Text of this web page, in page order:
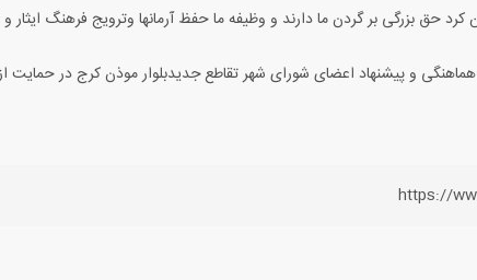
حق بزرگی بر گردن ما دارند و وظیفه ما حفظ آرمانها وترویج فرهنگ
و پیشنهاد اعضای شورای شهر تقاطع جدیدبلوار موذن کرج در حمایت
https://